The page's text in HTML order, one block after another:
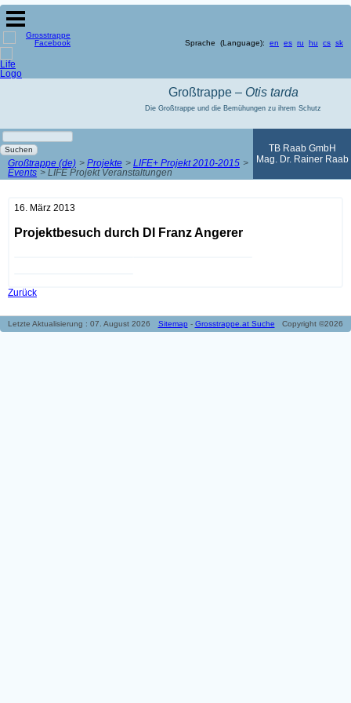
Sprache (Language): en es ru hu cs sk
Großtrappe – Otis tarda
Die Großtrappe und die Bemühungen zu ihrem Schutz
TB Raab GmbH
Mag. Dr. Rainer Raab
Suchbegriffe
Suchen
Großtrappe (de) Projekte
LIFE+ Projekt 2010-2015
Events
LIFE Projekt Veranstaltungen
16. März 2013
Projektbesuch durch DI Franz Angerer
Zurück
Letzte Aktualisierung : 07. August 2026 Sitemap - Grosstrappe.at Suche Copyright ©2026